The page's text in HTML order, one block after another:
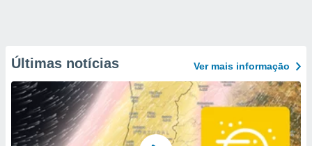
Últimas notícias Ver mais informaçāo